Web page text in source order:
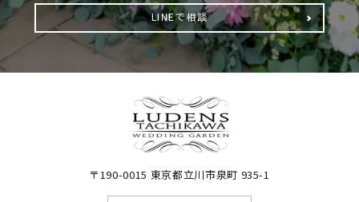
LINEで相談
〒190-0015 東京都立川市泉町 935-1